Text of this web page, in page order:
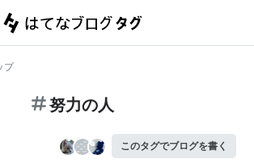
プ
努力の人
このタグでブログを書く